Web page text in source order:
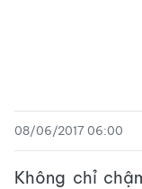
08/06/2017 06:00
Không chỉ